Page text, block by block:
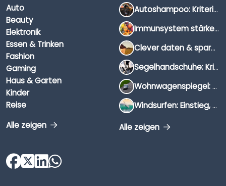
Auto
Beauty
Elektronik
Essen & Trinken
Fashion
Gaming
Haus & Garten
Kinder
Reise
Alle zeigen
Autoshampoo: Kriterien, Unterschiede & Anwendung
Immunsystem stärken: Hausmittel, Vitamine & Wissenswertes
Clever daten & sparen: So findest du die besten Deals für Dates und Unternehmungen
Segelhandschuhe: Kriterien, Materialien & Tipps
Wohnwagenspiegel: Auswahl, Preise & Montage
Windsurfen: Einstieg, Ausrüstung & Tipps
Alle zeigen